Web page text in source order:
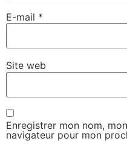
E-mail *
Site web
Enregistrer mon nom,
navigateur pour mon